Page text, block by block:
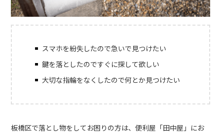
スマホを紛失したので急いで見つけたい
鍵を落としたのですぐに探して欲しい
大切な指輪をなくしたので何とか見つけたい
板橋区で落とし物をしてお困りの方は、便利屋「田中屋」にお